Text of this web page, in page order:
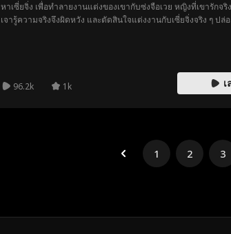
หาเซี่ยจิ่ง เพื่อทำลายงานแต่งของเขากับซ่งจือเวย หญิงที่เขารักจริง
เจารู้ความจริงจึงผิดหวัง และตัดสินใจแต่งงานกับเซี่ยจิ่งจริง ๆ ปล่
96.2k 1k
1 2 3